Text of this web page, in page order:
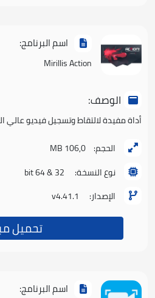
اسم البرنامج:
Mirillis Action
الوصف:
أداة مفيدة لالتقاط وتسجيل فيديو
الحجم: 106,0 MB
نوع النسخة:
32 & 64 bit
الإصدار:
v4.41.1
تحميل
اسم البرنامج: